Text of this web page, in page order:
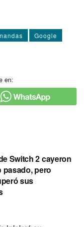
Google
en:
Switch 2 cayeron
pasado, pero
sus